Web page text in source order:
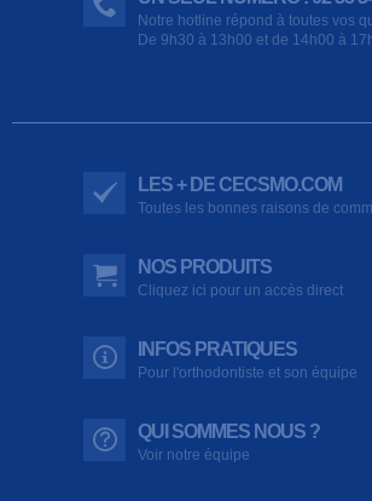
Notre hotline répond à toutes vos
De 9h30 à 13h00 et de 14h00 à
LES + DE CECSMO.COM
Toutes les bonnes raisons de
NOS PRODUITS
Cliquez ici pour un accès direct
INFOS PRATIQUES
Pour l'orthodontiste et son équipe
QUI SOMMES NOUS ?
Voir notre équipe